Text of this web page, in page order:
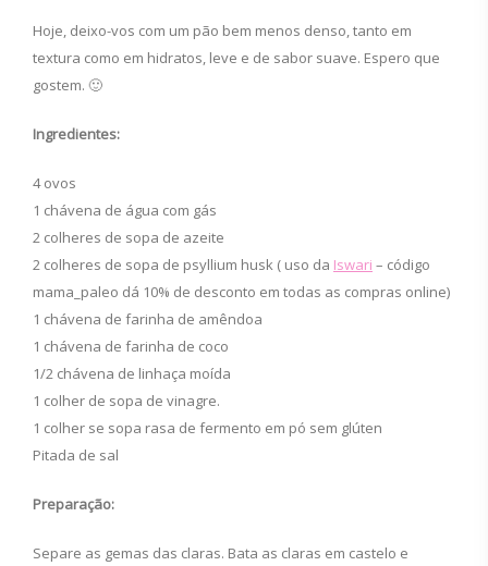
Hoje, deixo-vos com um pão bem menos denso, tanto em
textura como em hidratos, leve e de sabor suave. Espero que
gostem. 🙂
Ingredientes:
4 ovos
1 chávena de água com gás
2 colheres de sopa de azeite
2 colheres de sopa de psyllium husk ( uso da Iswari – código
mama_paleo dá 10% de desconto em todas as compras online)
1 chávena de farinha de amêndoa
1 chávena de farinha de coco
1/2 chávena de linhaça moída
1 colher de sopa de vinagre.
1 colher se sopa rasa de fermento em pó sem glúten
Pitada de sal
Preparação:
Separe as gemas das claras. Bata as claras em castelo e